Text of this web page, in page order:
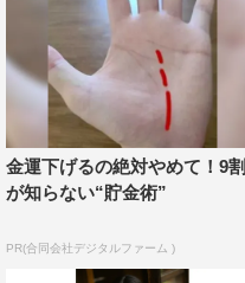
金運下げるの絶対やめて！9割
が知らない“貯金術”
PR(合同会社デジタルファーム )